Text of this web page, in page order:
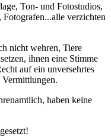
Ton- und Fotostudios,
Fotografen...alle verzichten
nicht wehren, Tiere
ihnen eine Stimme
auf ein unversehrtes
haben keine